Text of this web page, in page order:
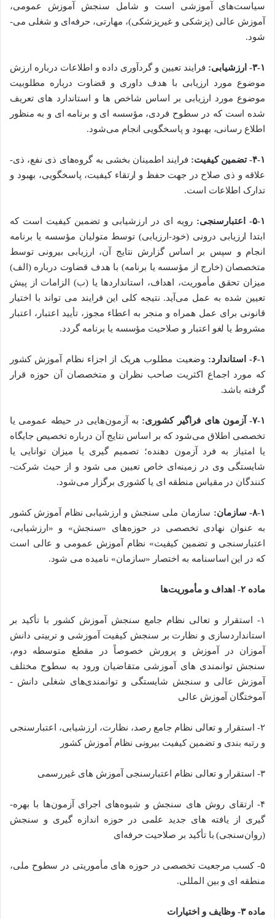
سیاست‌های آموزشی است و شامل سنجش آموزش عمومی،
آموزش ­عالی (پزشکی و غیرپزشکی)، مهارتی، حرفه‌ای و شغلی می‌­
شود.
۳-۱- ارزشیابی:
فرایند تعیین و گردآوری داده و اطلاعات درباره ارزش
موضوع مورد ارزیابی با هدف داوری و قضاوت درباره مطلوبیت
موضوع مورد ارزیابی بر اساس شاخص ­ها و استاندارد‌ های تعریف
شده است که در سطوح فردی، مؤسسه ­ای و برنامه­‌ ای و به منظور
اطلاع ­رسانی، بهبود و پاسخگویی انجام می­‌شود.
۴-۱- تضمین ­کیفیت:
فرایند اطمینان­ بخشی به گروه‌­های ذی نفع، ذی­
علاقه و ذی­ صلاح در جهت حفظ و ارتقاء کیفیت، پاسخگویی، بهبود و
تدارک اطلاعات است.
۵-۱- اعتبارسنجی:
رویه‌ ­ای در ارزشیابی و تضمین کیفیت است که
ابتدا ارزیابی درونی (خود-ارزیابی) توسط متولیان مؤسسه یا برنامه
انجام­ و سپس بر اساس گزارش نتایج آن، ارزیابی ­بیرونی توسط
متخصصان (خارج از مؤسسه یا برنامه) با هدف قضاوت درباره (الف)
میزان تحقق مأموریت، اهداف، استاندارد‌ها یا (ب) الزامات از پیش
تعیین شده به عمل می‌­آید. نتیجه کلی این فرایند می تواند با اختیار
قانونی برای عمل همراه و منجر به اعطاء مجوز، تأیید اعتبار، اعتبار
مشروط یا لغو اعتبار و صلاحیت مؤسسه یا برنامه گردد.
۶-۱- استاندارد:
وضعیت مطلوب هریک از اجزاء نظام آموزش کشور
که مورد اجماع اکثریت صاحب نظران و متخصصان آن حوزه قرار
گرفته باشد.
۷-۱- آزمون ­‌های فراگیر کشوری:
به آزمون­‌هایی در حیطه عمومی یا
تخصصی اطلاق می­‌شود که بر اساس نتایج آن درباره تخصیص جایگاه
یا امتیاز به فرد آزمون دهنده؛ تصمیم­ گیری یا میزان توانایی یا
شایستگی وی در زمینه‌­ای خاص تعیین می­ شود و از حیث شرکت­
کنندگان در مقیاس منطقه ­‌ای یا کشوری برگزار می‌­شود.
۸-۱- سازمان:
سازمان ملی سنجش ­و ارزشیابی نظام آموزش­ کشور
به­ عنوان نهادی تخصصی در حوزه­‌های «سنجش» و «ارزشیابی،
اعتبارسنجی و تضمین­ کیفیت» نظام آموزش عمومی­ و عالی است
که در این اساسنامه به اختصار «سازمان» نامیده می­ شود.
ماده ۲- اهداف و مأموریت‌­ها
۱- استقرار و تعالی نظام جامع سنجش آموزش کشور با تأکید بر
استانداردسازی و نظارت بر سنجش کیفیت آموزشی و تربیتی دانش
­آموزان در آموزش و پرورش خصوصاً در مقطع متوسطه دوم،
سنجش توانمندی ­های آموزشی متقاضیان ورود به ­سطوح مختلف
آموزش ­عالی و سنجش شایستگی­ و توانمندی­‌های شغلی دانش ­
آموختگان آموزش­ عالی
۲- استقرار و تعالی نظام جامع رصد، نظارت، ارزشیابی، اعتبارسنجی
و رتبه­ بندی و تضمین­ کیفیت بیرونی نظام آموزش کشور
۳- استقرار و تعالی نظام اعتبارسنجی آموزش ­های غیررسمی
۴- ارتقای روش ­های سنجش و شیوه­‌های اجرای آزمون­‌ها با بهره­
گیری از یافته ­های جدید علمی در حوزه اندازه­ گیری و سنجش
(روان‌سنجی) با تأکید بر صلاحیت حرفه‌­ای
۵- کسب مرجعیت تخصصی در حوزه ­های مأموریتی در سطوح ملی،
منطقه­ ای و بین المللی.
ماده ۳- وظایف و اختیارات